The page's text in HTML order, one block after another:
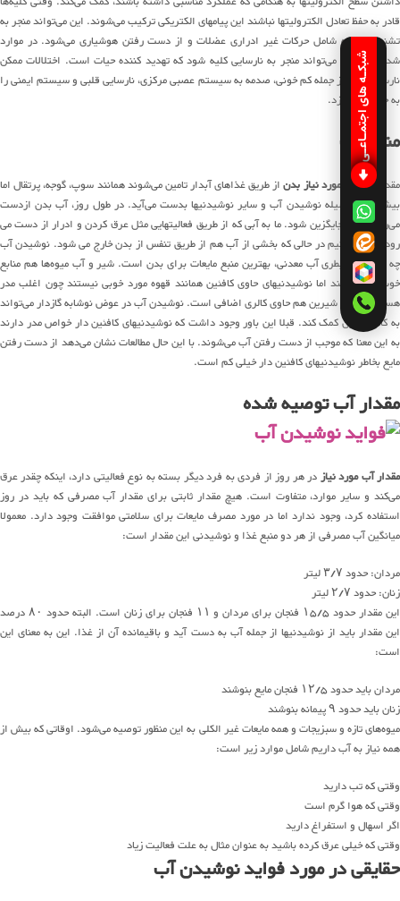
قادر به حفظ تعادل الکترولیتها نباشند این پیامهای الکتریکی ترکیب می‌شوند. این می‌تواند منجر به
تشنج شود که شامل حرکات غیر ادراری عضلات و از دست رفتن هوشیاری می‌شود. در موارد
شدید، بی آبی می‌تواند منجر به نارسایی کلیه شود که تهدید کننده حیات است. اختلالات ممکن
نارسایی کلیه از جمله کم خونی، صدمه به سیستم عصبی مرکزی، نارسایی قلبی و سیستم ایمنی را
به خطر می‌اندازد.
منابع آب
مقداری ازآب مورد نیاز بدناز طریق غذاهای آبدار تامین می‌شوند همانند سوپ، گوجه، پرتقال اما
بیشتر آن بوسیله نوشیدن آب و سایر نوشیدنیها بدست می‌آید. در طول روز، آب بدن ازدست
می‌رود و باید جایگزین شود. ما به آبی که از طریق فعالیتهایی مثل عرق کردن و ادرار از دست می
رود توجه می‌کنیم در حالی که بخشی از آب هم از طریق تنفس از بدن خارج می شود. نوشیدن آب
چه از شیر یا بطری آب معدنی، بهترین منبع مایعات برای بدن است. شیر و آب میوه‌ها هم منابع
خوب آب هستند اما نوشیدنیهای حاوی کافئین همانند قهوه مورد خوبی نیستند چون اغلب مدر
هستند و قهوه شیرین هم حاوی کالری اضافی است. نوشیدن آب در عوض نوشابه گازدار می‌تواند
به کاهش وزن کمک کند. قبلا این باور وجود داشت که نوشیدنیهای کافئین دار خواص مدر دارند
به این معنا که موجب از دست رفتن آب می‌شوند. با این حال مطالعات نشان می‌دهد از دست رفتن
مایع بخاطر نوشیدنیهای کافئین دار خیلی کم است.
مقدار آب توصیه شده
مقدار آب مورد نیازدر هر روز از فردی به فرد دیگر بسته به نوع فعالیتی دارد، اینکه چقدر عرق
می‌کند و سایر موارد، متفاوت است. هیچ مقدار ثابتی برای مقدار آب مصرفی که باید در روز
استفاده کرد، وجود ندارد اما در مورد مصرف مایعات برای سلامتی موافقت وجود دارد. معمولا
میانگین آب مصرفی از هر دو منبع غذا و نوشیدنی این مقدار است:
مردان: حدود ۳/۷ لیتر
زنان: حدود ۲/۷ لیتر
این مقدار حدود ۱۵/۵ فنجان برای مردان و ۱۱ فنجان برای زنان است. البته حدود ۸۰ درصد
این مقدار باید از نوشیدنیها از جمله آب به دست آید و باقیمانده آن از غذا. این به معنای این
است:
مردان باید حدود ۱۲/۵ فنجان مایع بنوشند
زنان باید حدود ۹ پیمانه بنوشند
میوه‌های تازه و سبزیجات و همه مایعات غیر الکلی به این منظور توصیه می‌شود. اوقاتی که بیش از
همه نیاز به آب داریم شامل موارد زیر است:
وقتی که تب دارید
وقتی که هوا گرم است
اگر اسهال و استفراغ دارید
وقتی که خیلی عرق کرده باشید به عنوان مثال به علت فعالیت زیاد
حقایقی در مورد فواید نوشیدن آب
شبکـه های اجتمـاعـی